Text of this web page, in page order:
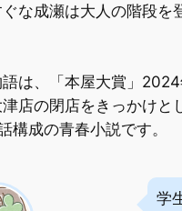
ぐな成瀬は大人の階段を
は、「本屋大賞」
店の閉店をきっかけと
構成の青春小説です。
学